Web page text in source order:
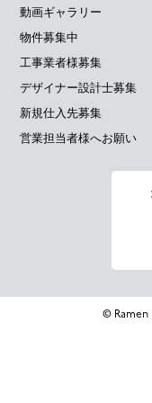
動画ギャラリー
物件募集中
工事業者様募集
デザイナー設計士募集
新規仕入先募集
営業担当者様へお願い
© Ramen